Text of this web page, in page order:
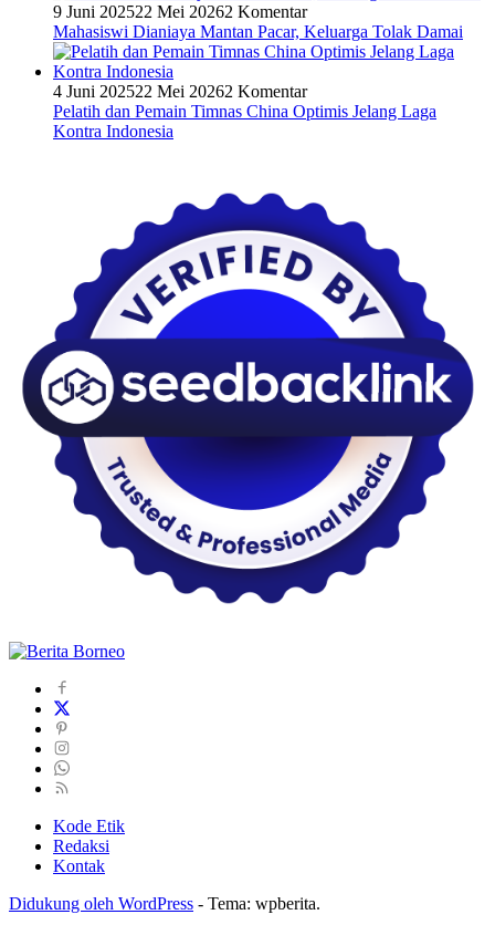
9 Juni 202522 Mei 20262 Komentar
Mahasiswi Dianiaya Mantan Pacar, Keluarga Tolak Damai
4 Juni 202522 Mei 20262 Komentar
Pelatih dan Pemain Timnas China Optimis Jelang Laga
Kontra Indonesia
Kode Etik
Redaksi
Kontak
Didukung oleh WordPress - Tema: wpberita.